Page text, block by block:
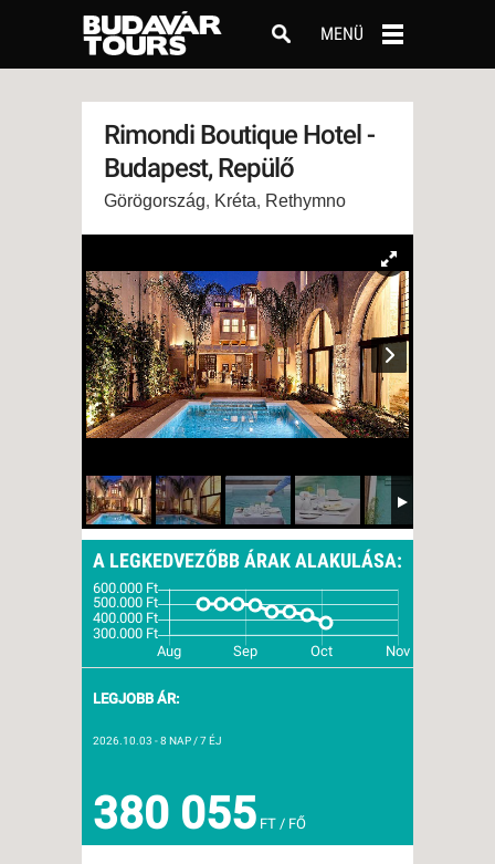
MENÜ
Rimondi Boutique Hotel -
Budapest, Repülő
Görögország, Kréta, Rethymno
A LEGKEDVEZŐBB ÁRAK ALAKULÁSA:
LEGJOBB ÁR:
2026.10.03 - 8 NAP / 7 ÉJ
380 055 FT / FŐ